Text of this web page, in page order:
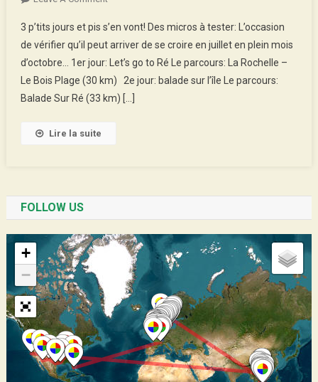
De
Ré
En
Octobre
3 p’tits jours et pis s’en vont! Des micros à tester: L’occasion
de vérifier qu’il peut arriver de se croire en juillet en plein mois
d’octobre… 1er jour: Let’s go to Ré Le parcours: La Rochelle –
Le Bois Plage (30 km) 2e jour: balade sur l’île Le parcours:
Balade Sur Ré (33 km) […]
Lire la suite
FOLLOW US